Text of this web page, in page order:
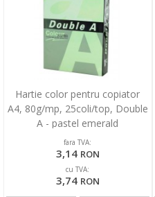
Hartie color pentru copiator
A4, 80g/mp, 25coli/top, Double
A - pastel emerald
fara TVA:
3,14 RON
cu TVA:
3,74 RON